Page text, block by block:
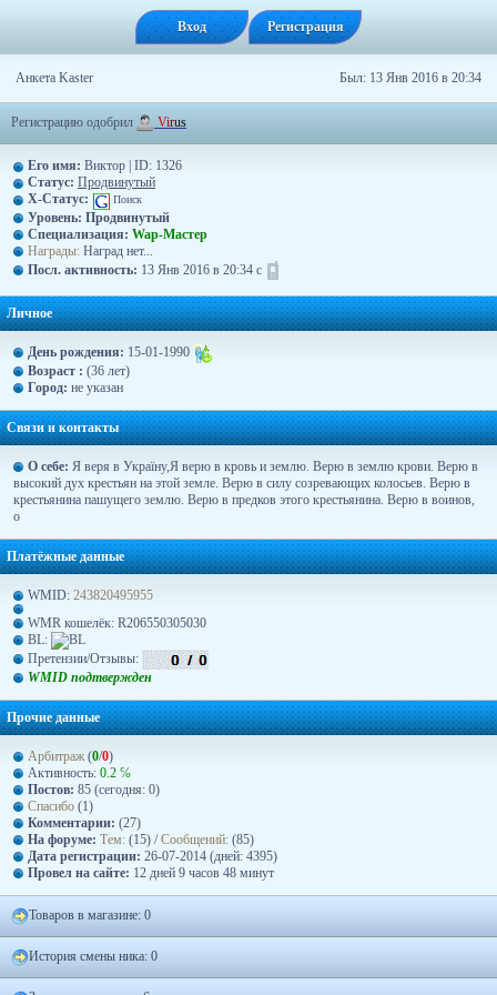
Вход Регистрация
Анкета Kaster Был: 13 Янв 2016 в 20:34
Регистрацию одобрил Virus
Его имя: Виктор | ID: 1326
Статус: Продвинутый
X-Статус:
Поиск
Уровень: Продвинутый
Специализация: Wap-Maстер
Награды: Наград нет...
Посл. активность: 13 Янв 2016 в 20:34 с
Личное
День рождения: 15-01-1990
Возраст : (36 лет)
Город: не указан
Связи и контакты
О себе: Я веря в Україну,Я верю в кровь и землю. Верю в землю крови. Верю в
высокий дух крестьян на этой земле. Верю в силу созревающих колосьев. Верю в
крестьянина пашущего землю. Верю в предков этого крестьянина. Верю в воинов,
о
Платёжные данные
WMID: 243820495955
WMR кошелёк: R206550305030
BL:
Претензии/Отзывы:
WMID подтвержден
Прочие данные
Арбитраж (0/0)
Активность: 0.2 ℅
Постов: 85 (сегодня: 0)
Спасибо (1)
Комментарии: (27)
На форуме: Тем: (15) /Сообщений: (85)
Дата регистрации: 26-07-2014 (дней: 4395)
Провел на сайте: 12 дней 9 часов 48 минут
Товаров в магазине: 0
История смены ника: 0